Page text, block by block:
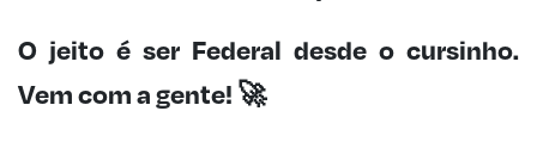
O jeito é ser Federal desde o cursinho.
Vem com a gente! 🚀